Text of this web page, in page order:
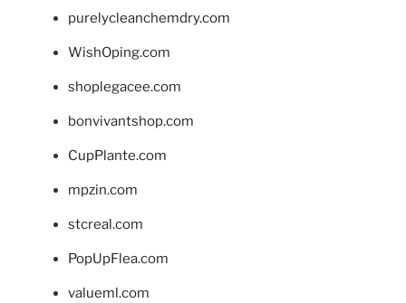
purelycleanchemdry.com
WishOping.com
shoplegacee.com
bonvivantshop.com
CupPlante.com
mpzin.com
stcreal.com
PopUpFlea.com
valueml.com